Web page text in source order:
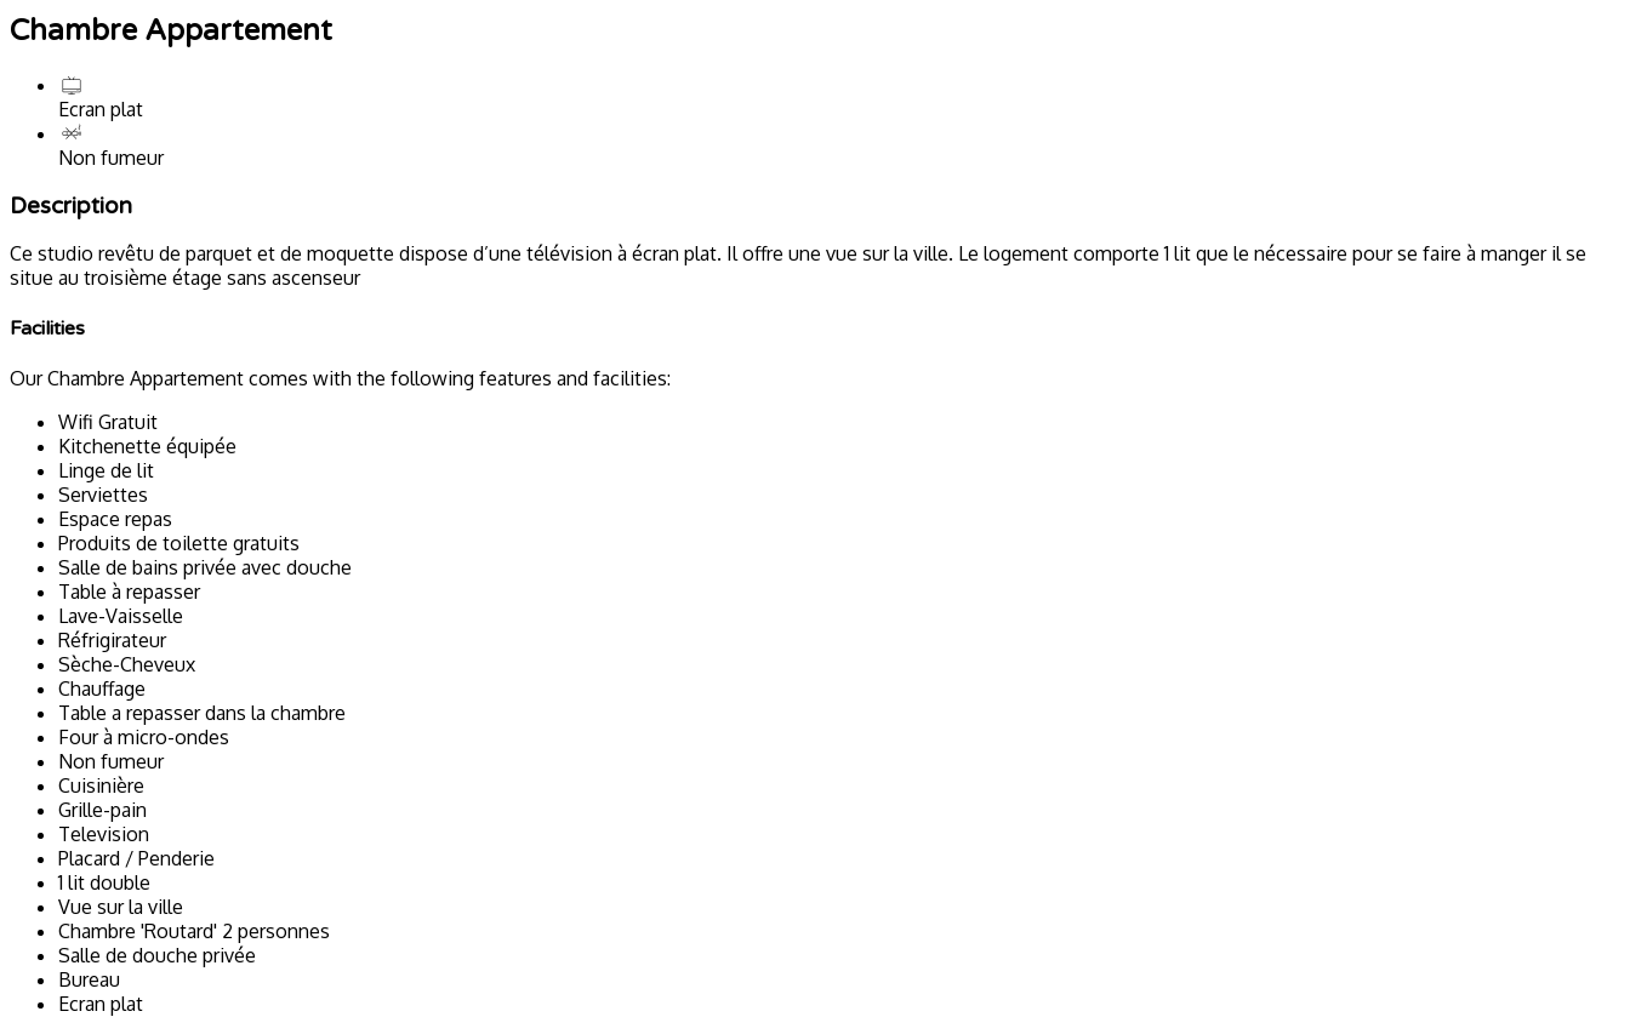
Chambre Appartement
Ecran plat
Non fumeur
Description
Ce studio revêtu de parquet et de moquette dispose d’une télévision à écran plat. Il offre une vue sur la ville. Le logement comporte 1 lit que le nécessaire pour se faire à manger il se
situe au troisième étage sans ascenseur
Facilities
Our Chambre Appartement comes with the following features and facilities:
Wifi Gratuit
Kitchenette équipée
Linge de lit
Serviettes
Espace repas
Produits de toilette gratuits
Salle de bains privée avec douche
Table à repasser
Lave-Vaisselle
Réfrigirateur
Sèche-Cheveux
Chauffage
Table a repasser dans la chambre
Four à micro-ondes
Non fumeur
Cuisinière
Grille-pain
Television
Placard / Penderie
1 lit double
Vue sur la ville
Chambre 'Routard' 2 personnes
Salle de douche privée
Bureau
Ecran plat